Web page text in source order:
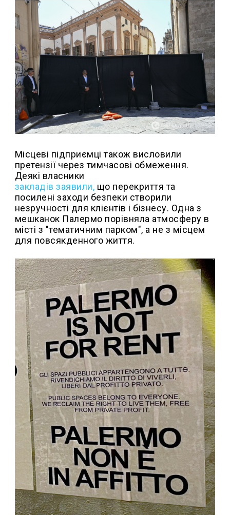
Місцеві підприємці також висловили
претензії через тимчасові обмеження.
Деякі власники
закладів заявили, що перекриття та
посилені заходи безпеки створили
незручності для клієнтів і бізнесу. Одна з
мешканок Палермо порівняла атмосферу в
місті з "тематичним парком", а не з місцем
для повсякденного життя.